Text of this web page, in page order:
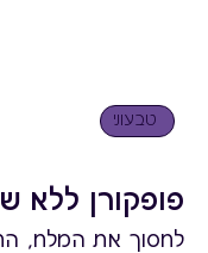
טבעוני
פופקורן ללא
לחסוך את המלח,